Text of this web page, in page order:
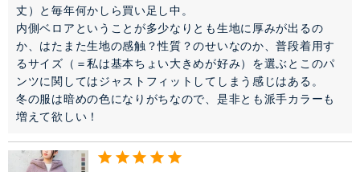
丈）と毎年何かしら買い足し中。
内側ベロアということが多少なりとも生地に厚みが出るの
か、はたまた生地の感触？性質？のせいなのか、普段着用す
るサイズ（＝私は基本ちょい大きめが好み）を選ぶとこのパ
ンツに関してはジャストフィットしてしまう感じはある。
冬の服は暗めの色になりがちなので、是非とも派手カラーも
増えて欲しい！